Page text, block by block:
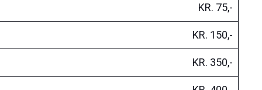
KR. 75,-
KR. 150,-
KR. 350,-